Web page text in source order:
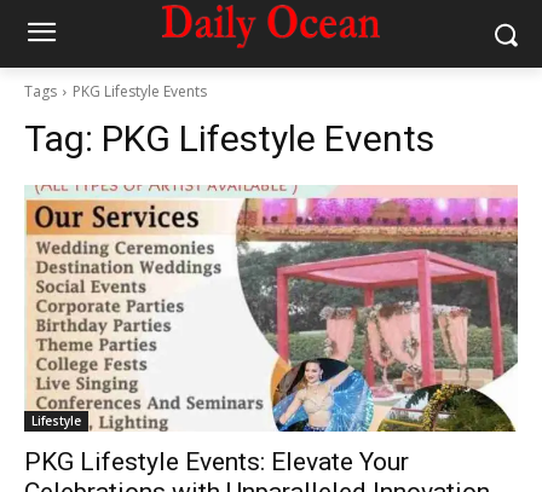
Tags PKG Lifestyle Events
Tag: PKG Lifestyle Events
Lifestyle
PKG Lifestyle Events: Elevate Your